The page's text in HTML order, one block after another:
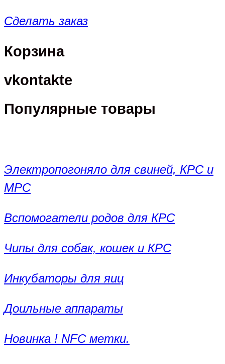
Сделать заказ
Корзина
vkontakte
Популярные товары
Электропогоняло для свиней, КРС и
МРС
Вспомогатели родов для КРС
Чипы для собак, кошек и КРС
Инкубаторы для яиц
Доильные аппараты
Новинка ! NFC метки.